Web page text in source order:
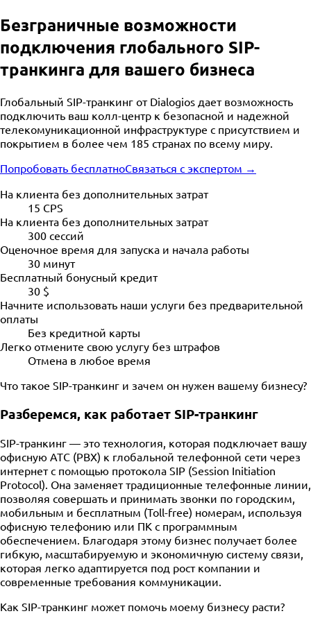
Безграничные возможности
подключения глобального SIP-
транкинга для вашего бизнеса
Глобальный SIP-транкинг от Dialogios дает возможность
подключить ваш колл-центр к безопасной и надежной
телекомуникационной инфраструктуре с присутствием и
покрытием в более чем 185 странах по всему миру.
Попробовать бесплатноСвязаться с экспертом →
На клиента без дополнительных затрат
15 CPS
На клиента без дополнительных затрат
300 cессий
Оценочное время для запуска и начала работы
30 минут
Бесплатный бонусный кредит
30 $
Начните использовать наши услуги без предварительной
оплаты
Без кредитной карты
Легко отмените свою услугу без штрафов
Отмена в любое время
Что такое SIP-транкинг и зачем он нужен вашему бизнесу?
Разберемся, как работает SIP-транкинг
SIP-транкинг — это технология, которая подключает вашу
офисную АТС (PBX) к глобальной телефонной сети через
интернет с помощью протокола SIP (Session Initiation
Protocol). Она заменяет традиционные телефонные линии,
позволяя совершать и принимать звонки по городским,
мобильным и бесплатным (Toll-free) номерам, используя
офисную телефонию или ПК с программным
обеспечением. Благодаря этому бизнес получает более
гибкую, масштабируемую и экономичную систему связи,
которая легко адаптируется под рост компании и
современные требования коммуникации.
Как SIP-транкинг может помочь моему бизнесу расти?